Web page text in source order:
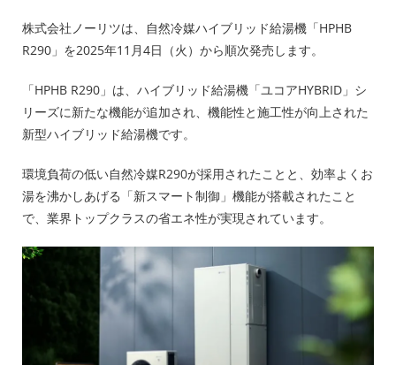
株式会社ノーリツは、自然冷媒ハイブリッド給湯機「HPHB
R290」を2025年11月4日（火）から順次発売します。
「HPHB R290」は、ハイブリッド給湯機「ユコアHYBRID」シ
リーズに新たな機能が追加され、機能性と施工性が向上された
新型ハイブリッド給湯機です。
環境負荷の低い自然冷媒R290が採用されたことと、効率よくお
湯を沸かしあげる「新スマート制御」機能が搭載されたこと
で、業界トップクラスの省エネ性が実現されています。